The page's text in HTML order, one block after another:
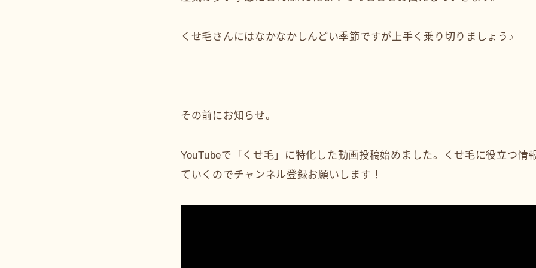
くせ毛さんにはなかなかしんどい季節ですが上手く乗り切りましょう♪
その前にお知らせ。
YouTubeで「くせ毛」に特化した動画投稿始めました。くせ毛に役立つ情
ていくのでチャンネル登録お願いします！